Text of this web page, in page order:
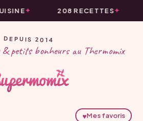
208 RECETTES
DEPUIS 2014
petits bonheurs au Thermomix
♥Mes favoris